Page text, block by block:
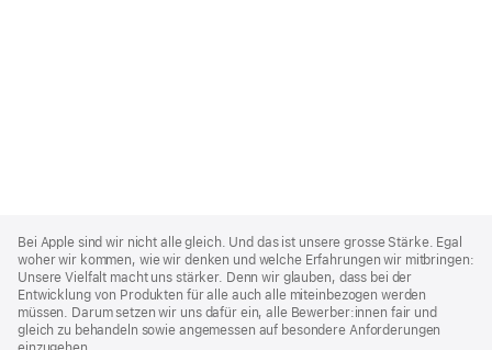
Footer
Bei Apple sind wir nicht alle gleich. Und das ist unsere grosse Stärke. Egal
woher wir kommen, wie wir denken und welche Erfahrungen wir mitbringen:
Unsere Vielfalt macht uns stärker. Denn wir glauben, dass bei der
Entwicklung von Produkten für alle auch alle miteinbezogen werden
müssen. Darum setzen wir uns dafür ein, alle Bewerber:innen fair und
gleich zu behandeln sowie angemessen auf besondere Anforderungen